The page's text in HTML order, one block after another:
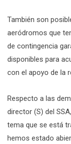
También son
aeródromos que
de contingencia
disponibles para
con el apoyo de la
Respecto a las
director (S) del
tema que se está
hemos estado